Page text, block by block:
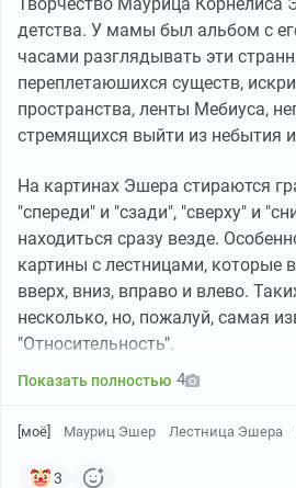
Каждый персонаж гравюры
2. "Звёздные войны: Эпизод 3 –
Джордж Лукас — "Падший ангел"
детства. У мамы был альбом с
часами разглядывать эти
переплетаюшихся существ,
пространства, ленты Мебиуса,
стремящихся выйти из небытия и
На картинах Эшера стираются
"спереди" и "сзади", "сверху" и
находиться сразу везде.
картины с лестницами, которые
вверх, вниз, вправо и влево.
несколько, но, пожалуй, самая
"Относительность".
Показать полностью 4
[моё] Мауриц Эшер Лестница Эшера
3